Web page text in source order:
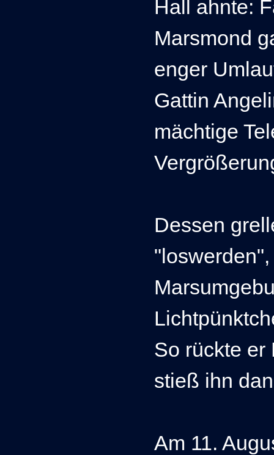
Hall ahnte:
Marsmond
enger
Gattin
mächtige
Dessen
So rückte er
stieß ihn
Am 11.